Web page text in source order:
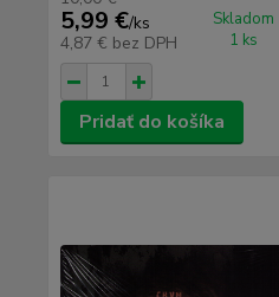
5,99 €/ks
4,87 € bez DPH
Skladom
1 ks
Pridať do košíka